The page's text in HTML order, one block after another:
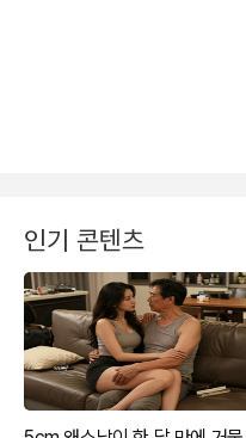
인기 콘텐츠